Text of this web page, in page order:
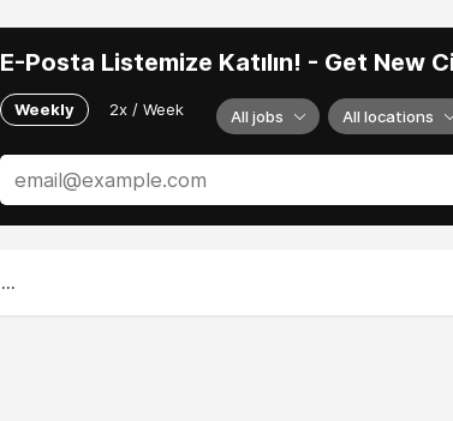
E-Posta Listemize Katılın! - Get New
Weekly 2x / Week All jobs All locations